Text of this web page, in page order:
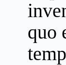
quo